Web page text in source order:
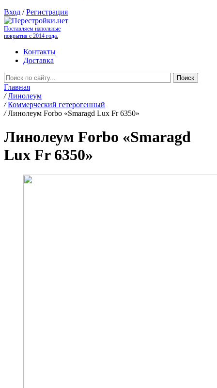
Вход /Регистрация
Поставляем напольные
покрытия с 2014 года.
Контакты
Доставка
Главная
/ Линолеум
/ Коммерческий гетерогенный
/ Линолеум Forbo «Smaragd Lux Fr 6350»
Линолеум Forbo «Smaragd
Lux Fr 6350»